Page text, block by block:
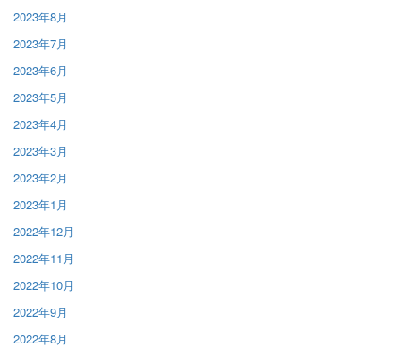
2023年8月
2023年7月
2023年6月
2023年5月
2023年4月
2023年3月
2023年2月
2023年1月
2022年12月
2022年11月
2022年10月
2022年9月
2022年8月